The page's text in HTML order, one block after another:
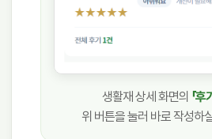
생활재 상세 화면의 「후
위 버튼을 눌러 바로 작성하